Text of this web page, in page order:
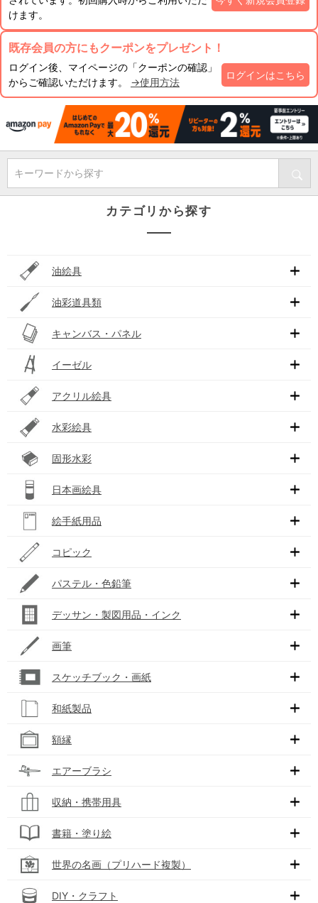
けます。
既存会員の方にもクーポンをプレゼント！
ログイン後、マイページの「クーポンの確認」
からご確認いただけます。 →使用方法
ログインはこちら
キーワードから探す
カテゴリから探す
油絵具
油彩道具類
キャンバス・パネル
イーゼル
アクリル絵具
水彩絵具
固形水彩
日本画絵具
絵手紙用品
コピック
パステル・色鉛筆
デッサン・製図用品・インク
画筆
スケッチブック・画紙
和紙製品
額縁
エアーブラシ
収納・携帯用具
書籍・塗り絵
世界の名画（プリハード複製）
DIY・クラフト